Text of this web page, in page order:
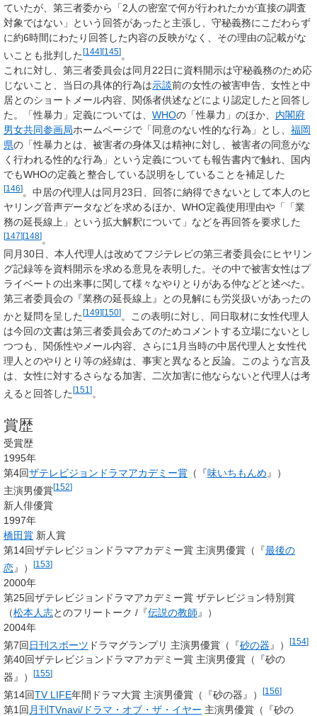
ていたが、第三者委から「2人の密室で何が行われたかが直接の調査
対象ではない」という回答があったと主張し、守秘義務にこだわらず
に約6時間にわたり回答した内容の反映がなく、その理由の記載がな
いことも批判した [144][145] 。
これに対し、第三者委員会は同月22日に資料開示は守秘義務のため応
じないこと、当日の具体的行為は示談前の女性の被害申告、女性と中
居とのショートメール内容、関係者供述などにより認定したと回答し
た。「性暴力」定義については、 WHOの「性暴力」のほか、 内閣府
男女共同参画局ホームページで「同意のない性的な行為」とし、 福岡
県の「性暴力とは、被害者の身体又は精神に対し、被害者の同意がな
く行われる性的な行為」という定義についても報告書内で触れ、国内
でもWHOの定義と整合している説明をしていることを補足した
[146]。中居の代理人は同月23日、回答に納得できないとして本人のヒ
ヤリング音声データなどを求めるほか、WHO定義使用理由や「「業
務の延長線上」という拡大解釈について」などを再回答を要求した
[147][148]。
同月30日、本人代理人は改めてフジテレビの第三者委員会にヒヤリン
グ記録等を資料開示を求める意見を表明した。その中で被害女性はプ
ライベートの出来事に関して様々なやりとりがある仲などと述べた。
第三者委員会の『業務の延長線上』との見解にも労災扱いがあったの
かと疑問を呈した [149][150] 。この表明に対し、同日取材に女性代理人
は今回の文書は第三者委員会あてのためコメントする立場にないとし
つつも、関係性やメール内容、さらに1月当時の中居代理人と女性代
理人とのやりとり等の経緯は、事実と異なると反論。このような言及
は、女性に対するさらなる加害、二次加害に他ならないと代理人は考
えると回答した[151 ]。
賞歴
受賞歴
1995年
第4回ザテレビジョンドラマアカデミー賞 （『味いちもんめ』）
主演男優賞[152]
新人俳優賞
1997年
橋田賞 新人賞
第14回ザテレビジョンドラマアカデミー賞 主演男優賞（『最後の
恋』） [153]
2000年
第25回ザテレビジョンドラマアカデミー賞 ザテレビジョン特別賞
（松本人志とのフリートーク /『伝説の教師 』）
2004年
第7回日刊スポーツ ドラマグランプリ 主演男優賞（『砂の器 』） [154]
第40回ザテレビジョンドラマアカデミー賞 主演男優賞（『砂の
器』）
[155]
第14回TV LIFE年間ドラマ大賞 主演男優賞（『砂の器』） [156]
第1回 月刊TVnavi/ドラマ・オブ・ザ・イヤー 主演男優賞（『砂の